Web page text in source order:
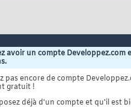
avoir un compte
pas encore de compte
gratuit !
déjà d'un compte et qu'il est